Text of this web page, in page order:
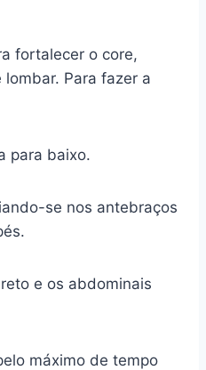
fortalecer o core,
Para fazer a
para baixo.
se nos antebraços
e os abdominais
máximo de tempo